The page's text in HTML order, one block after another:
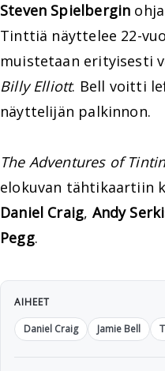
Steven Spielbergin
Tinttiä näyttelee 22-
muistetaan erityisesti
Billy Elliott. Bell voitti
näyttelijän palkinnon.
The Adventures of
elokuvan tähtikaartiin
Daniel Craig, Andy
Pegg.
AIHEET
Daniel Craig
Jamie Bell